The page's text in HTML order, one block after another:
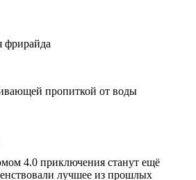
фрирайда
пропиткой от воды
4.0 приключения станут ещё
лучшее из прошлых